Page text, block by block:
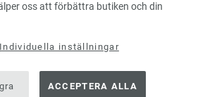
oss att förbättra butiken och din
Individuella inställningar
ACCEPTERA ALLA